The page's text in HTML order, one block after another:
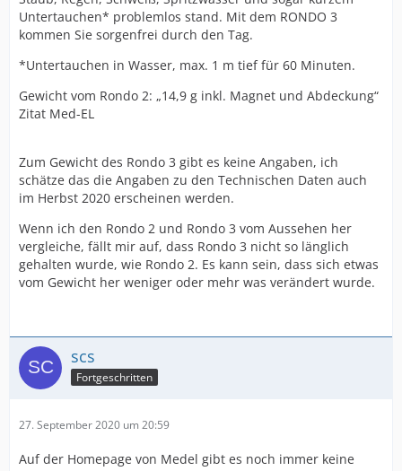
Untertauchen* problemlos stand. Mit dem RONDO 3
kommen Sie sorgenfrei durch den Tag.
*Untertauchen in Wasser, max. 1 m tief für 60 Minuten.
Gewicht vom Rondo 2: „14,9 g inkl. Magnet und Abdeckung“
Zitat Med-EL
Zum Gewicht des Rondo 3 gibt es keine Angaben, ich
schätze das die Angaben zu den Technischen Daten auch
im Herbst 2020 erscheinen werden.
Wenn ich den Rondo 2 und Rondo 3 vom Aussehen her
vergleiche, fällt mir auf, dass Rondo 3 nicht so länglich
gehalten wurde, wie Rondo 2. Es kann sein, dass sich etwas
vom Gewicht her weniger oder mehr was verändert wurde.
scs
Fortgeschritten
27. September 2020 um 20:59
Auf der Homepage von Medel gibt es noch immer keine